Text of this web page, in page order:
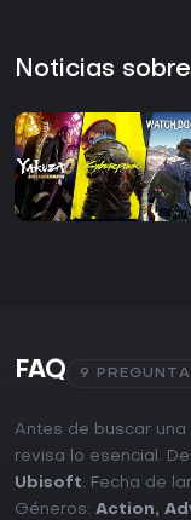
Noticias
FAQ 9
Antes de buscar una
revisa lo esencial.
Ubisoft. Fecha de
Géneros: Action,